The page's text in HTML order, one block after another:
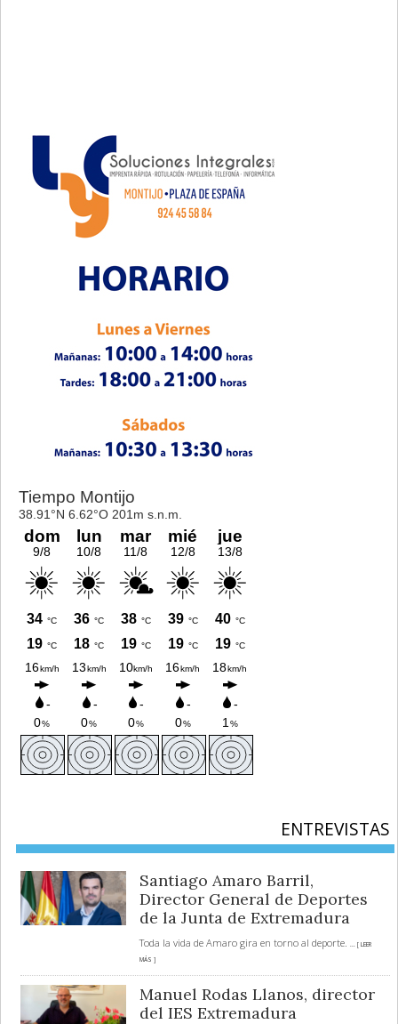
ENTREVISTAS
Santiago Amaro Barril,
Director General de Deportes
de la Junta de Extremadura
Toda la vida de Amaro gira en torno al deporte.
... [ LEER
MÁS ]
Manuel Rodas Llanos, director
del IES Extremadura